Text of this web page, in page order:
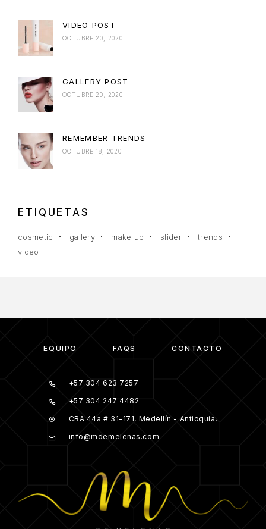
VIDEO POST
OCTUBRE 20, 2020
GALLERY POST
OCTUBRE 20, 2020
REMEMBER TRENDS
OCTUBRE 18, 2020
ETIQUETAS
cosmetic gallery make up slider
trends
video
EQUIPO FAQS CONTACTO
+57 304 623 7257
+57 304 247 4482
CRA 44a # 31-171, Medellín - Antioquia.
info@mdemelenas.com